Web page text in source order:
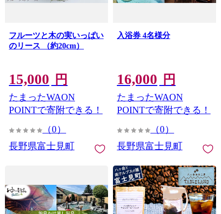
フルーツと木の実いっぱい
のリース （約20cm）
15,000 円
たまったWAON
POINTで寄附できる！
（0）
長野県富士見町
入浴券 4名様分
16,000 円
たまったWAON
POINTで寄附できる！
（0）
長野県富士見町